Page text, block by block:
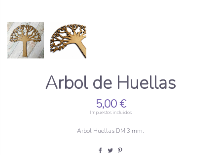
Arbol de Huellas
5,00 €
Impuestos incluidos
Arbol Huellas DM 3 mm.